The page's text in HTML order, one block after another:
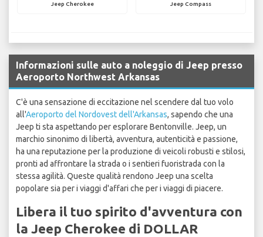
Jeep Cherokee Jeep Compass
Informazioni sulle auto a noleggio di Jeep presso
Aeroporto Northwest Arkansas
C'è una sensazione di eccitazione nel scendere dal tuo volo
all'Aeroporto del Nordovest dell'Arkansas, sapendo che una
Jeep ti sta aspettando per esplorare Bentonville. Jeep, un
marchio sinonimo di libertà, avventura, autenticità e passione,
ha una reputazione per la produzione di veicoli robusti e stilosi,
pronti ad affrontare la strada o i sentieri fuoristrada con la
stessa agilità. Queste qualità rendono Jeep una scelta
popolare sia per i viaggi d'affari che per i viaggi di piacere.
Libera il tuo spirito d'avventura con
la Jeep Cherokee di DOLLAR